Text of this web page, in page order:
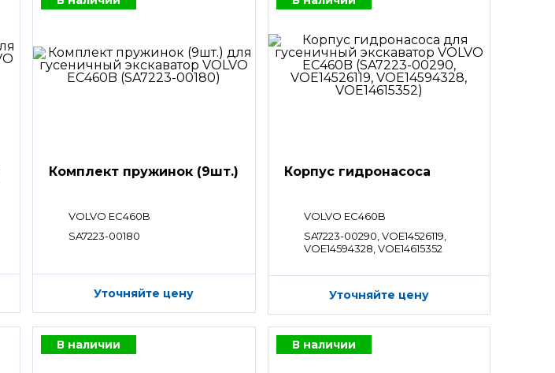
Комплект пружинок (9шт.)
VOLVO EC460B
SA7223-00180
Уточняйте цену
Корпус гидронасоса
VOLVO EC460B
SA7223-00290, VOE14526119,
VOE14594328, VOE14615352
Уточняйте цену
В наличии В наличии